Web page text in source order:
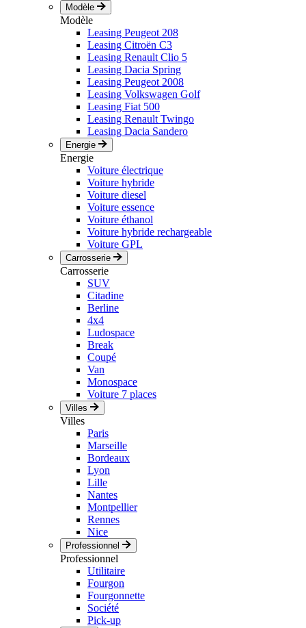
Modèle
Modèle
Leasing Peugeot 208
Leasing Citroën C3
Leasing Renault Clio 5
Leasing Dacia Spring
Leasing Peugeot 2008
Leasing Volkswagen Golf
Leasing Fiat 500
Leasing Renault Twingo
Leasing Dacia Sandero
Energie
Energie
Voiture électrique
Voiture hybride
Voiture diesel
Voiture essence
Voiture éthanol
Voiture hybride rechargeable
Voiture GPL
Carrosserie
Carrosserie
SUV
Citadine
Berline
4x4
Ludospace
Break
Coupé
Van
Monospace
Voiture 7 places
Villes
Villes
Paris
Marseille
Bordeaux
Lyon
Lille
Nantes
Montpellier
Rennes
Nice
Professionnel
Professionnel
Utilitaire
Fourgon
Fourgonnette
Société
Pick-up